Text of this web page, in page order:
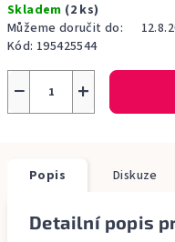
cena:
Skladem (2 ks)
Můžeme doručit do:
Kód: 195425544
+
−
Popis Diskuze
Detailní popis